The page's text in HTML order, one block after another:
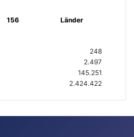
156 Länder
248
2.497
145.251
2.424.422